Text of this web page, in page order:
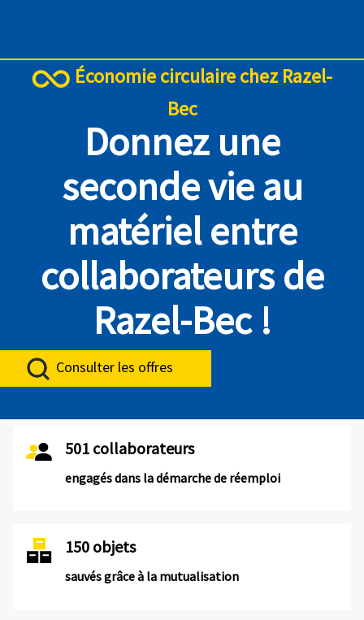
Économie circulaire chez Razel-
Bec
Donnez une
seconde vie au
matériel entre
collaborateurs de
Razel-Bec !
Consulter les offres
501 collaborateurs
engagés dans la démarche de réemploi
150 objets
sauvés grâce à la mutualisation